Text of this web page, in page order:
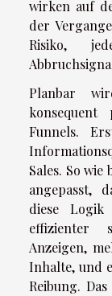
wirken auf
der
Risiko,
Planbar
Funnels.
Sales. So
angepasst,
diese Logik
effizienter
Anzeigen,
Inhalte, und
Reibung.